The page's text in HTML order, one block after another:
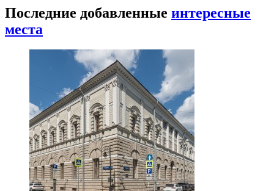
Последние добавленные интересные
места